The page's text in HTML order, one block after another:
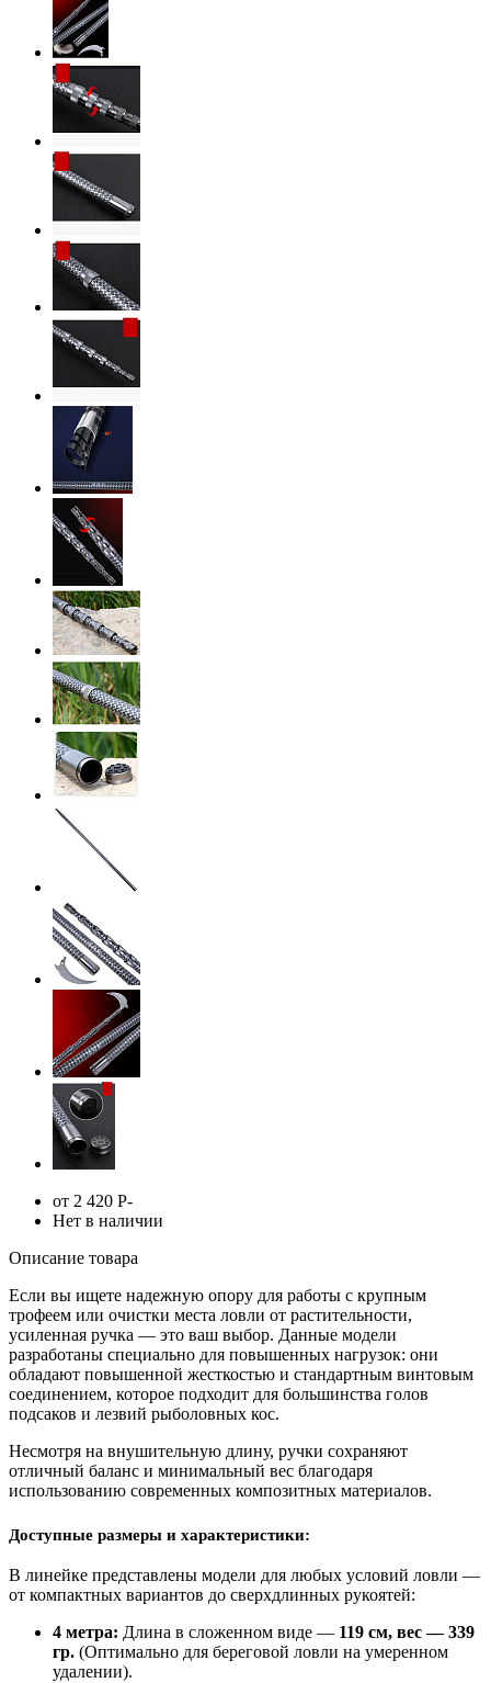
от 2 420 Р-
Нет в наличии
Описание товара
Если вы ищете надежную опору для работы с крупным
трофеем или очистки места ловли от растительности,
усиленная ручка — это ваш выбор. Данные модели
разработаны специально для повышенных нагрузок: они
обладают повышенной жесткостью и стандартным винтовым
соединением, которое подходит для большинства голов
подсаков и лезвий рыболовных кос.
Несмотря на внушительную длину, ручки сохраняют
отличный баланс и минимальный вес благодаря
использованию современных композитных материалов.
Доступные размеры и характеристики:
В линейке представлены модели для любых условий ловли —
от компактных вариантов до сверхдлинных рукоятей:
4 метра: Длина в сложенном виде — 119 см, вес — 339
гр. (Оптимально для береговой ловли на умеренном
удалении).